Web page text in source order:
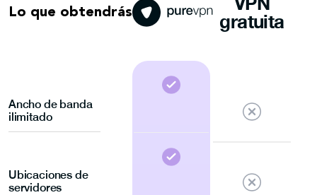
Lo que obtendrás
Ancho de banda
ilimitado
Ubicaciones de
servidores
gratuita